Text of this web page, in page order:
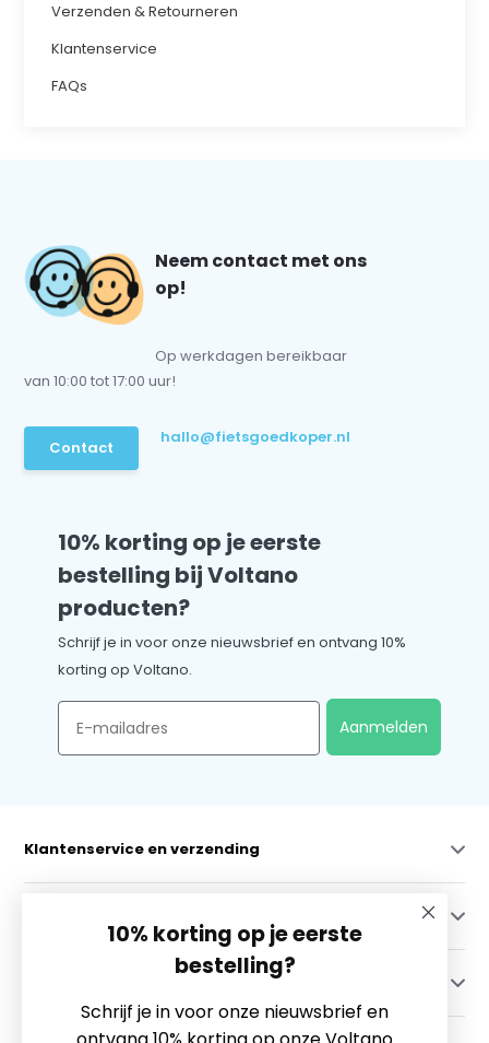
Verzenden & Retourneren
Klantenservice
FAQs
Neem contact met ons
op!
Op werkdagen bereikbaar
van 10:00 tot 17:00 uur!
Contact
hallo@fietsgoedkoper.nl
10% korting op je eerste
bestelling bij Voltano
producten?
Schrijf je in voor onze nieuwsbrief en ontvang 10%
korting op Voltano.
Email
Aanmelden
Klantenservice en verzending
10% korting op je eerste
bestelling?
Schrijf je in voor onze nieuwsbrief en